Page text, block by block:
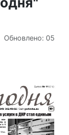
Обновлено: 05